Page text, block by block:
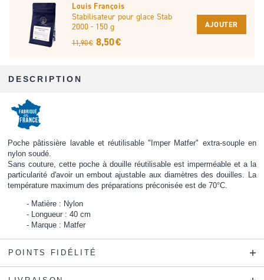
Louis François
Stabilisateur pour glace Stab
2000 - 150 g
11,90 € 8,50 €
AJOUTER
DESCRIPTION
Poche pâtissière lavable et réutilisable "Imper Matfer" extra-souple en
nylon soudé.
Sans couture, cette poche à douille réutilisable est imperméable et a la
particularité d'avoir un embout ajustable aux diamètres des douilles. La
température maximum des préparations préconisée est de 70°C.
Matière : Nylon
Longueur : 40 cm
Marque : Matfer
POINTS FIDÉLITÉ